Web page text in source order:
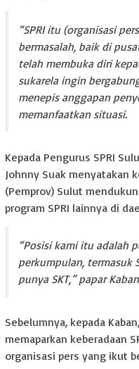
“SPRI itu (organisasi
bermasalah, baik di
telah membuka diri
sukarela ingin
menepis anggapan
memanfaatkan situasi.
Kepada Pengurus SPRI
Johnny Suak menyatakan
(Pemprov) Sulut
program SPRI lainnya di
“Posisi kami itu adalah
perkumpulan, termasuk
punya SKT,” papar
Sebelumnya, kepada
memaparkan keberadaan
organisasi pers yang ikut